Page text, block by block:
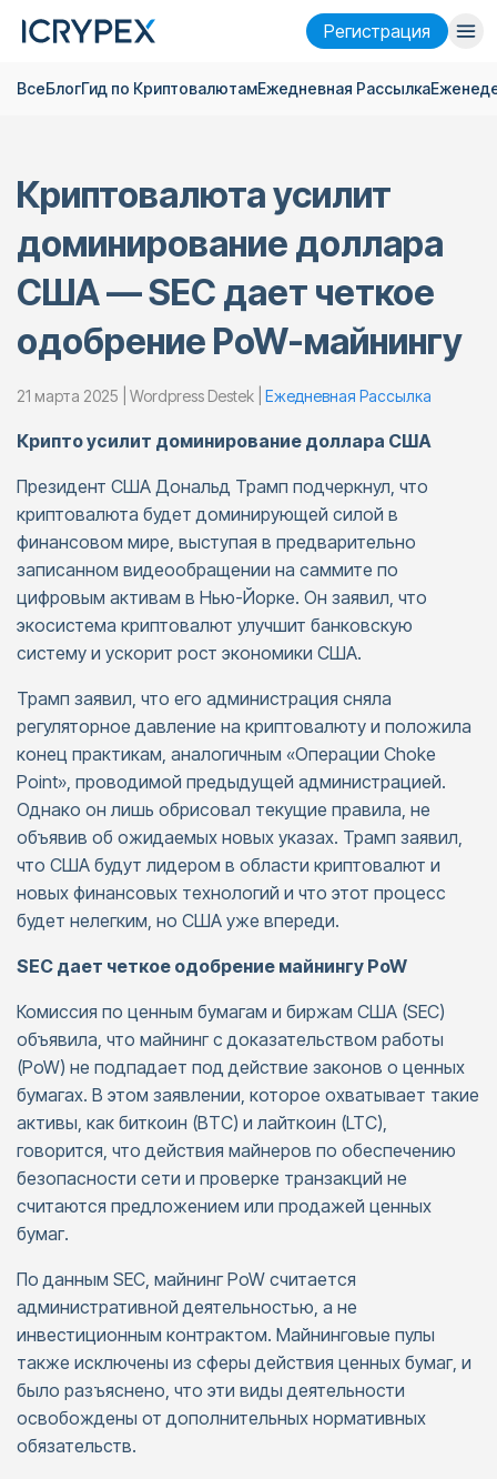
Pегистрация
Войти Pегистрация
Компания
Исследовать
Помощь
Фьючерсыx50
ВсеБлогГид по КриптовалютамЕжедневная Pассылка
Криптовалюта усилит
доминирование доллара
США — SEC дает четкое
одобрение PoW-майнингу
21 марта 2025 | Wordpress Destek | Ежедневная Pассылка
Крипто усилит доминирование доллара США
Президент США Дональд Трамп подчеркнул, что
криптовалюта будет доминирующей силой в
финансовом мире, выступая в предварительно
записанном видеообращении на саммите по
цифровым активам в Нью-Йорке. Он заявил, что
экосистема криптовалют улучшит банковскую
систему и ускорит рост экономики США.
Трамп заявил, что его администрация сняла
регуляторное давление на криптовалюту и положила
конец практикам, аналогичным «Операции Choke
Point», проводимой предыдущей администрацией.
Однако он лишь обрисовал текущие правила, не
объявив об ожидаемых новых указах. Трамп заявил,
что США будут лидером в области криптовалют и
новых финансовых технологий и что этот процесс
будет нелегким, но США уже впереди.
SEC дает четкое одобрение майнингу PoW
Комиссия по ценным бумагам и биржам США (SEC)
объявила, что майнинг с доказательством работы
(PoW) не подпадает под действие законов о ценных
бумагах. В этом заявлении, которое охватывает такие
активы, как биткоин (BTC) и лайткоин (LTC),
говорится, что действия майнеров по обеспечению
безопасности сети и проверке транзакций не
считаются предложением или продажей ценных
бумаг.
По данным SEC, майнинг PoW считается
административной деятельностью, а не
инвестиционным контрактом. Майнинговые пулы
также исключены из сферы действия ценных бумаг, и
было разъяснено, что эти виды деятельности
освобождены от дополнительных нормативных
обязательств.